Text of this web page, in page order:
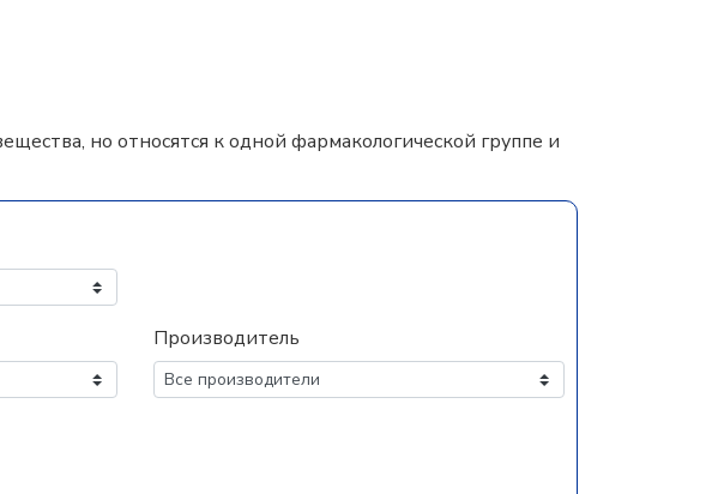
но относятся к одной фармакологической группе и
Производитель